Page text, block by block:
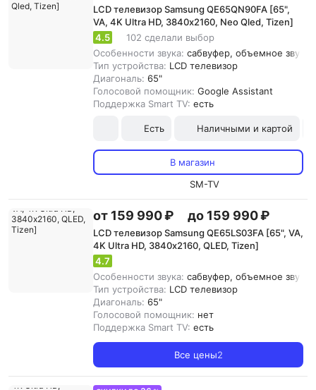
LCD телевизор Samsung QE65QN90FA [65",
VA, 4K Ultra HD, 3840х2160, Neo Qled, Tizen]
4.5
102 сделали выбор
Особенности звука: сабвуфер, объемное
Тип устройства: LCD телевизор
Диагональ: 65"
Голосовой помощник: Google Assistant
Поддержка Smart TV: есть
Есть Наличными и картой
В магазин
SM-TV
от 159 990 ₽ до 159 990 ₽
LCD телевизор Samsung QE65LS03FA [65", VA,
4K Ultra HD, 3840х2160, QLED, Tizen]
4.7
Особенности звука: сабвуфер, объемное
Тип устройства: LCD телевизор
Диагональ: 65"
Голосовой помощник: нет
Поддержка Smart TV: есть
Все цены2